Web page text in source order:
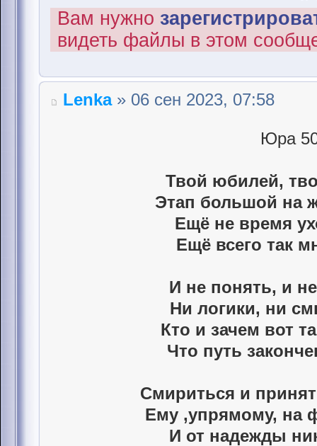
Вам нужно
видеть файлы в этом
Lenka» 06 сен 2023, 07:58
Юра
Твой юбилей,
Этап большой на
Ещё не время
Ещё всего так
И не понять, и
Ни логики, ни
Кто и зачем вот
Что путь
Смириться и
Ему ,упрямому, на
И от надежды